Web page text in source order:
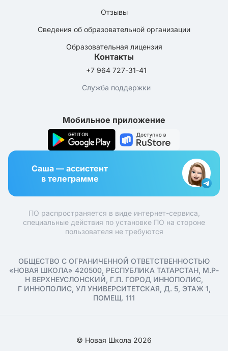
Отзывы
Сведения об образовательной организации
Образовательная лицензия
Контакты
+7 964 727-31-41
Служба поддержки
Мобильное приложение
Саша — ассистент
в телеграмме
ПО распространяется в виде интернет-сервиса,
специальные действия по установке ПО на стороне
пользователя не требуются
ОБЩЕСТВО С ОГРАНИЧЕННОЙ ОТВЕТСТВЕННОСТЬЮ
«НОВАЯ ШКОЛА» 420500, РЕСПУБЛИКА ТАТАРСТАН, М.Р-
Н ВЕРХНЕУСЛОНСКИЙ, Г.П. ГОРОД ИННОПОЛИС,
Г ИННОПОЛИС, УЛ УНИВЕРСИТЕТСКАЯ, Д. 5, ЭТАЖ 1,
ПОМЕЩ. 111
© Новая Школа 2026